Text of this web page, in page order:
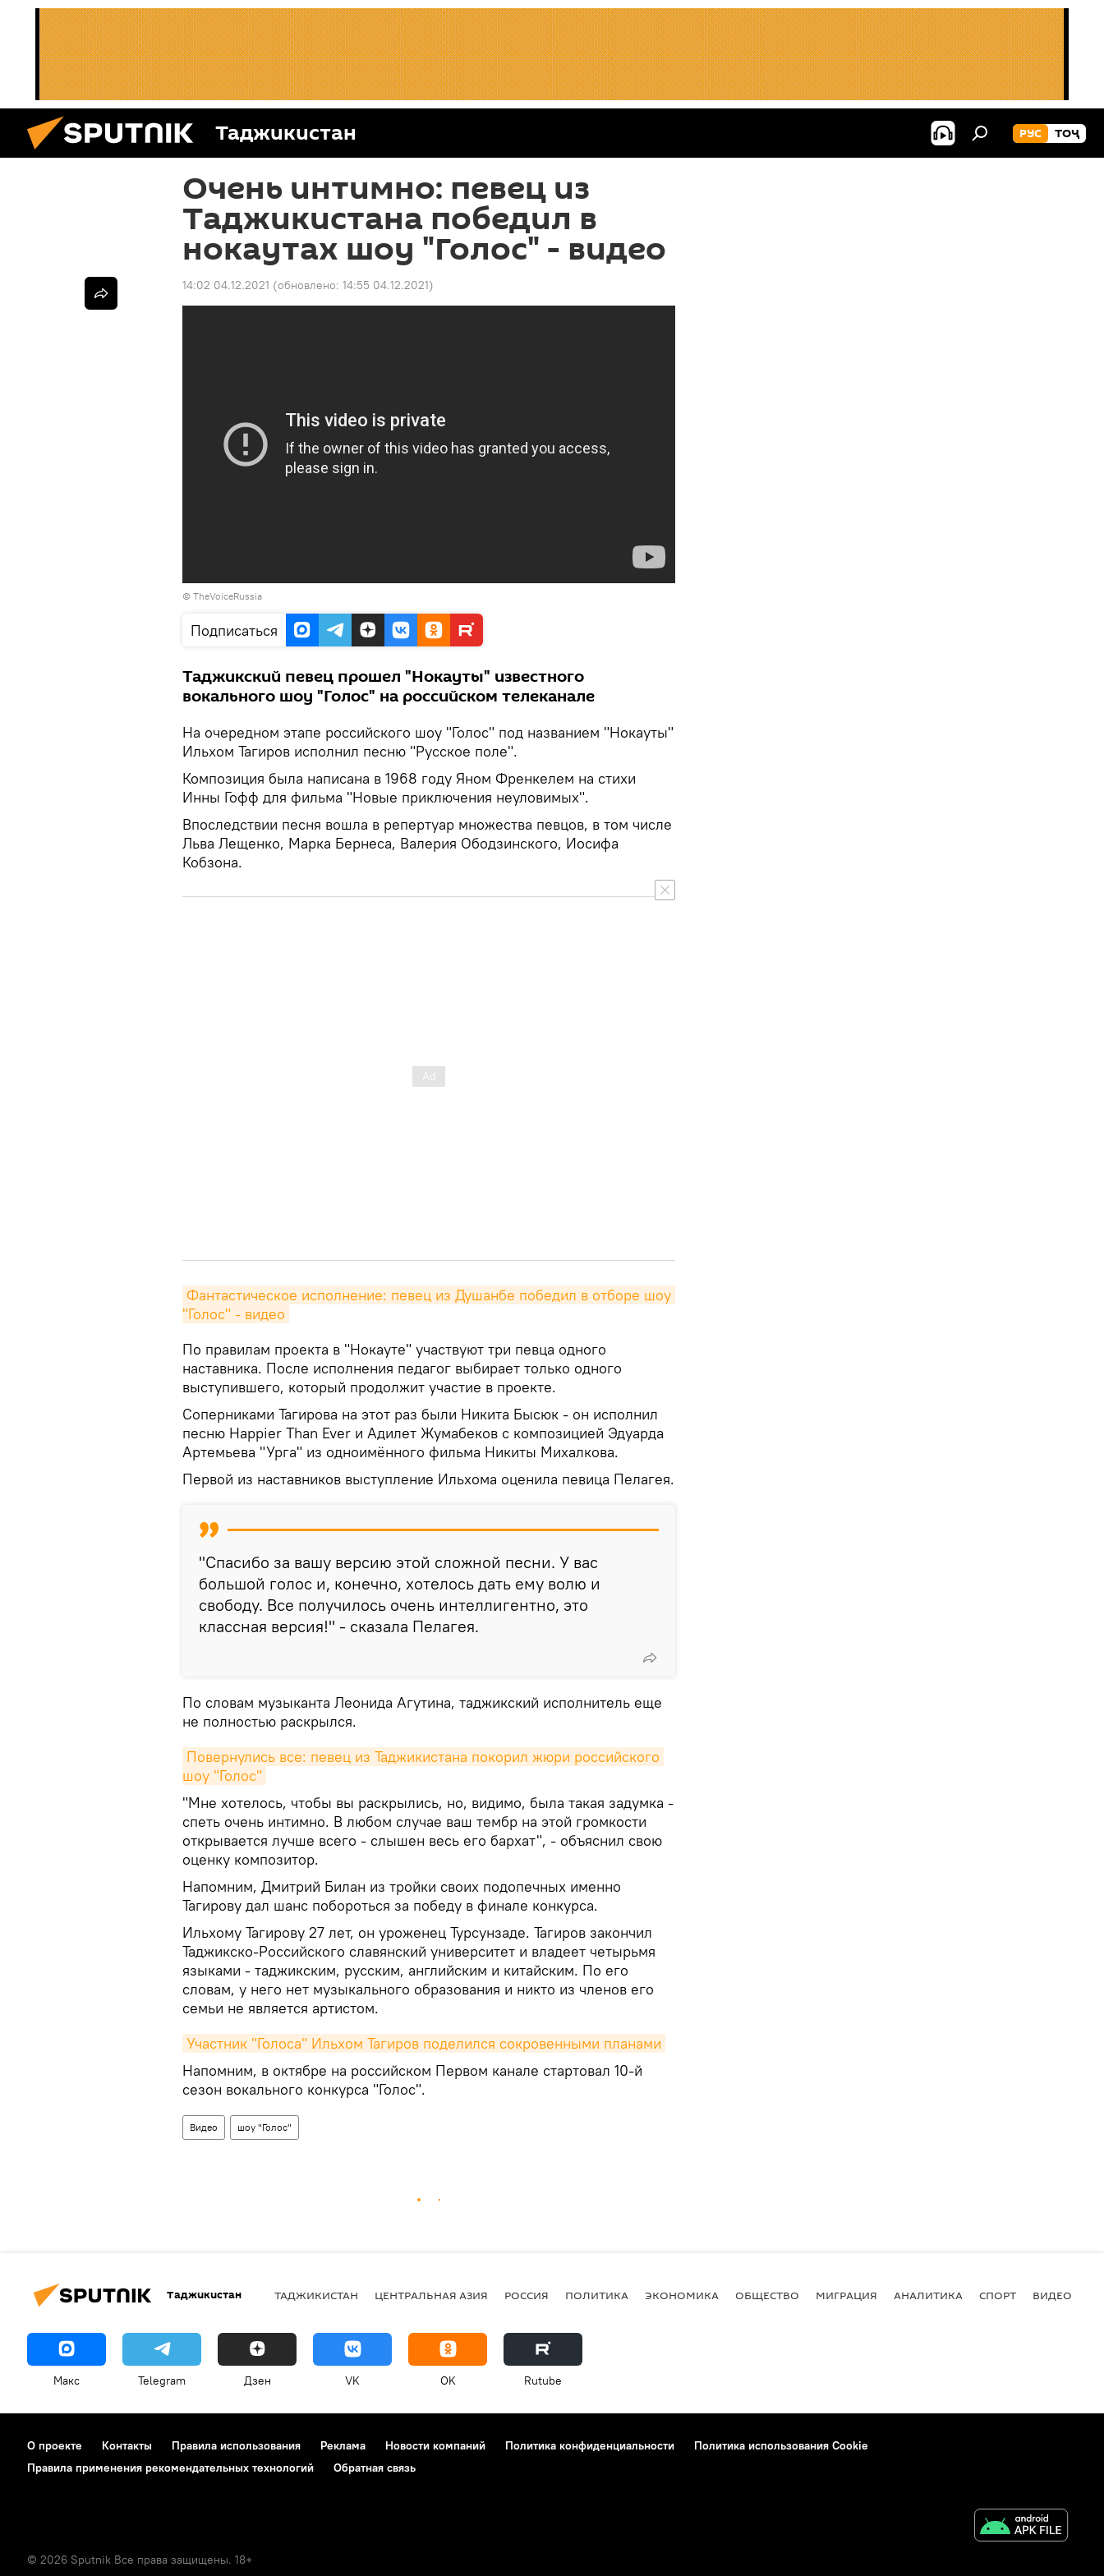
Таджикистан РУС ТОҶ
Очень интимно: певец из
Таджикистана победил в
нокаутах шоу "Голос" - видео
14:02 04.12.2021 (обновлено: 14:55 04.12.2021)
© TheVoiceRussia
Подписаться
Таджикский певец прошел "Нокауты" известного
вокального шоу "Голос" на российском телеканале
На очередном этапе российского шоу "Голос" под названием "Нокауты"
Ильхом Тагиров исполнил песню "Русское поле".
Композиция была написана в 1968 году Яном Френкелем на стихи
Инны Гофф для фильма "Новые приключения неуловимых".
Впоследствии песня вошла в репертуар множества певцов, в том числе
Льва Лещенко, Марка Бернеса, Валерия Ободзинского, Иосифа
Кобзона.
Фантастическое исполнение: певец из Душанбе победил в отборе шоу
"Голос" - видео
По правилам проекта в "Нокауте" участвуют три певца одного
наставника. После исполнения педагог выбирает только одного
выступившего, который продолжит участие в проекте.
Соперниками Тагирова на этот раз были Никита Бысюк - он исполнил
песню Happier Than Ever и Адилет Жумабеков с композицией Эдуарда
Артемьева "Урга" из одноимённого фильма Никиты Михалкова.
Первой из наставников выступление Ильхома оценила певица Пелагея.
"Спасибо за вашу версию этой сложной песни. У вас
большой голос и, конечно, хотелось дать ему волю и
свободу. Все получилось очень интеллигентно, это
классная версия!" - сказала Пелагея.
По словам музыканта Леонида Агутина, таджикский исполнитель еще
не полностью раскрылся.
Повернулись все: певец из Таджикистана покорил жюри российского
шоу "Голос"
"Мне хотелось, чтобы вы раскрылись, но, видимо, была такая задумка -
спеть очень интимно. В любом случае ваш тембр на этой громкости
открывается лучше всего - слышен весь его бархат", - объяснил свою
оценку композитор.
Напомним, Дмитрий Билан из тройки своих подопечных именно
Тагирову дал шанс побороться за победу в финале конкурса.
Ильхому Тагирову 27 лет, он уроженец Турсунзаде. Тагиров закончил
Таджикско-Российского славянский университет и владеет четырьмя
языками - таджикским, русским, английским и китайским. По его
словам, у него нет музыкального образования и никто из членов его
семьи не является артистом.
Участник "Голоса" Ильхом Тагиров поделился сокровенными планами
Напомним, в октябре на российском Первом канале стартовал 10-й
сезон вокального конкурса "Голос".
Видео шоу "Голос"
Таджикистан ТАДЖИКИСТАН ЦЕНТРАЛЬНАЯ АЗИЯ РОССИЯ ПОЛИТИКА ЭКОНОМИКА ОБЩЕСТВО МИГРАЦИЯ АНАЛИТИКА СПОРТ ВИДЕО
Макс Telegram Дзен VK OK Rutube
О проекте Контакты Правила использования Реклама Новости компаний Политика конфиденциальности
Политика использования Cookie
Правила применения рекомендательных технологий
Обратная связь
© 2026 Sputnik Все права защищены. 18+